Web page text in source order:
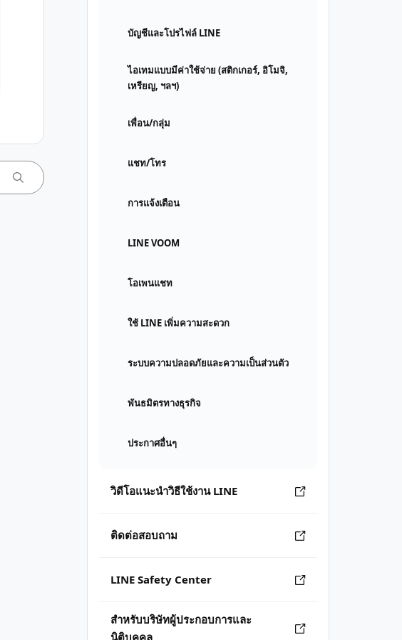
บัญชีและโปรไฟล์ LINE
ไอเทมแบบมีค่าใช้จ่าย (สติกเกอร์, อิโมจิ,
เหรียญ, ฯลฯ)
เพื่อน/กลุ่ม
แชท/โทร
การแจ้งเตือน
LINE VOOM
โอเพนแชท
ใช้ LINE เพิ่มความสะดวก
ระบบความปลอดภัยและความเป็นส่วนตัว
พันธมิตรทางธุรกิจ
ประกาศอื่นๆ
วิดีโอแนะนำวิธีใช้งาน LINE
ติดต่อสอบถาม
LINE Safety Center
สำหรับบริษัทผู้ประกอบการและ
นิติบุคคล